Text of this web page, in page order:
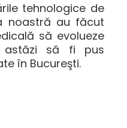
tehnologice de
noastră au făcut
să evolueze
astăzi să fi pus
în Bucureşti.